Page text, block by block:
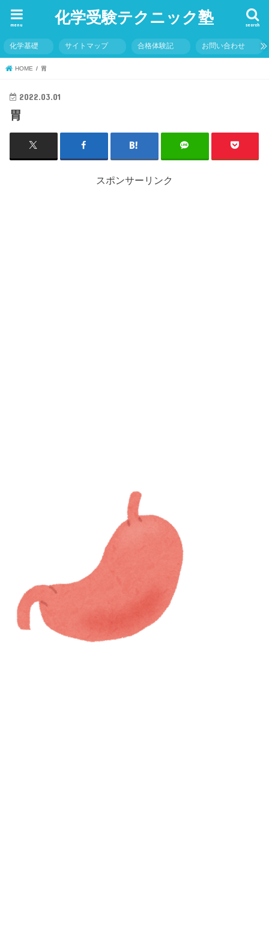
化学受験テクニック塾 search
menu
化学基礎 サイトマップ 合格体験記 お問い合わせ
HOME 胃
2022.03.01
胃
スポンサーリンク